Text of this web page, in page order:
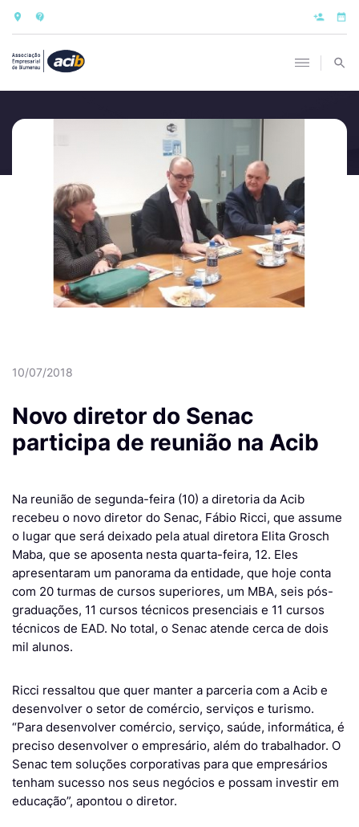
10/07/2018
Novo diretor do Senac
participa de reunião na Acib
Na reunião de segunda-feira (10) a diretoria da Acib
recebeu o novo diretor do Senac, Fábio Ricci, que assume
o lugar que será deixado pela atual diretora Elita Grosch
Maba, que se aposenta nesta quarta-feira, 12. Eles
apresentaram um panorama da entidade, que hoje conta
com 20 turmas de cursos superiores, um MBA, seis pós-
graduações, 11 cursos técnicos presenciais e 11 cursos
técnicos de EAD. No total, o Senac atende cerca de dois
mil alunos.
Ricci ressaltou que quer manter a parceria com a Acib e
desenvolver o setor de comércio, serviços e turismo.
“Para desenvolver comércio, serviço, saúde, informática, é
preciso desenvolver o empresário, além do trabalhador. O
Senac tem soluções corporativas para que empresários
tenham sucesso nos seus negócios e possam investir em
educação”, apontou o diretor.